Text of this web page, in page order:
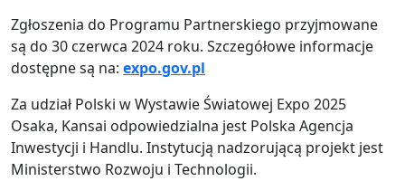
Zgłoszenia do Programu Partnerskiego przyjmowane
są do 30 czerwca 2024 roku. Szczegółowe informacje
dostępne są na: expo.gov.pl
Za udział Polski w Wystawie Światowej Expo 2025
Osaka, Kansai odpowiedzialna jest Polska Agencja
Inwestycji i Handlu. Instytucją nadzorującą projekt jest
Ministerstwo Rozwoju i Technologii.